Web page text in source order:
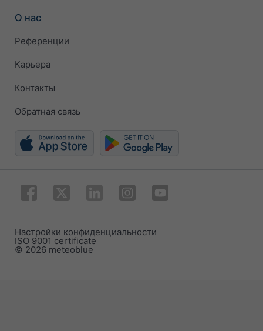
О нас
Референции
Карьера
Контакты
Обратная связь
© 2026 meteoblue
ISO 9001 certificate
Настройки конфиденциальности